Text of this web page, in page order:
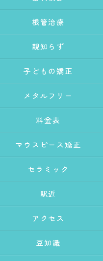
根管治療
親知らず
子どもの矯正
メタルフリー
料金表
マウスピース矯正
セラミック
駅近
アクセス
豆知識